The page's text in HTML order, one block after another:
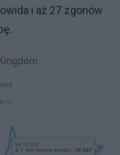
i aż 27 zgonów